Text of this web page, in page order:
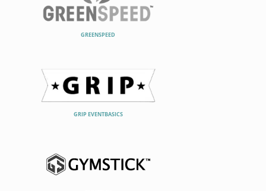
GREENSPEED
GRIP EVENTBASICS